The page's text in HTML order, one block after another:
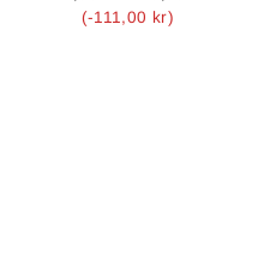
(-111,00 kr)